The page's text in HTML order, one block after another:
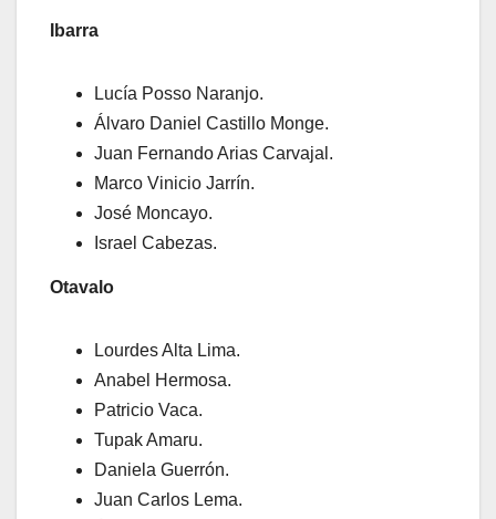
Ibarra
Lucía Posso Naranjo.
Álvaro Daniel Castillo Monge.
Juan Fernando Arias Carvajal.
Marco Vinicio Jarrín.
José Moncayo.
Israel Cabezas.
Otavalo
Lourdes Alta Lima.
Anabel Hermosa.
Patricio Vaca.
Tupak Amaru.
Daniela Guerrón.
Juan Carlos Lema.